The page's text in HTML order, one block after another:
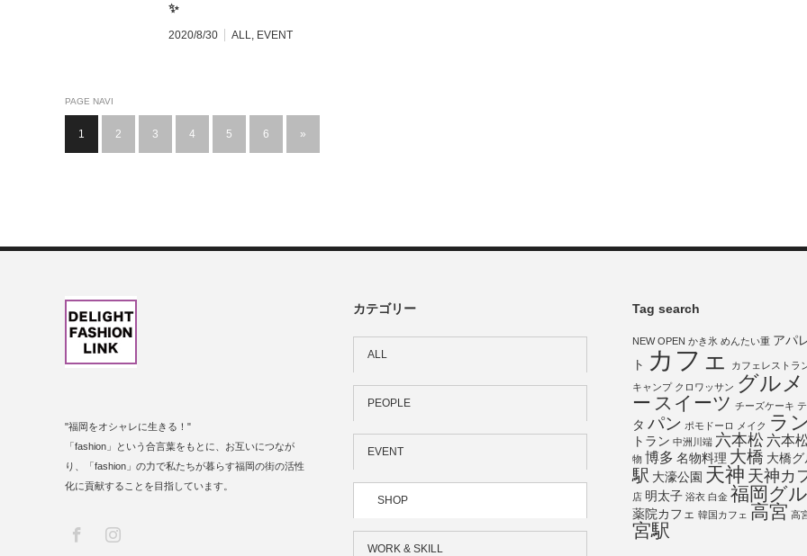
✨
2020/8/30 ALL, EVENT
PAGE NAVI
1 2 3 4 5 6 »
カテゴリー
ALL
PEOPLE
EVENT
SHOP
WORK & SKILL
Tag search
NEW OPEN かき氷 めんたい重 アパ
ト カフェ カフェレストラ
キャンプ クロワッサン グルメ
ー スイーツ チーズケーキ
タ パン ポモドーロ メイク ラ
トラン 中洲川端 六本松 六本
物 博多 名物料理 大橋 大橋グ
駅 大濠公園 天神 天神カ
店 明太子 浴衣 白金 福岡グ
薬院カフェ 韓国カフェ 高宮 高
宮駅
"福岡をオシャレに生きる！"
「fashion」という合言葉をもとに、お互いにつなが
り、「fashion」の力で私たちが暮らす福岡の街の活性
化に貢献することを目指しています。
Facebook